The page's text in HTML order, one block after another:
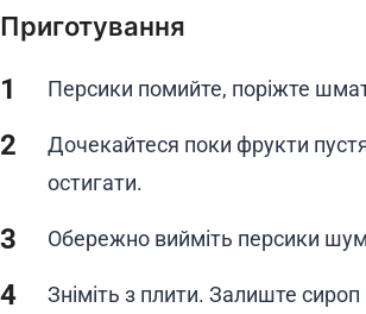
Приготування
Персики помийте, поріжте
Дочекайтеся поки фрукти
остигати.
Обережно вийміть персики
Зніміть з плити. Залиште